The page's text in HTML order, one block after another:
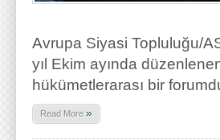
Avrupa Siyasi Topluluğu/
yıl Ekim ayında
hükümetlerarası bir
Read More »